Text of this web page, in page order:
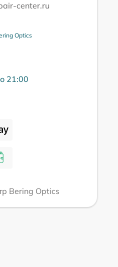
center.ru
Optics
21:00
Bering Optics